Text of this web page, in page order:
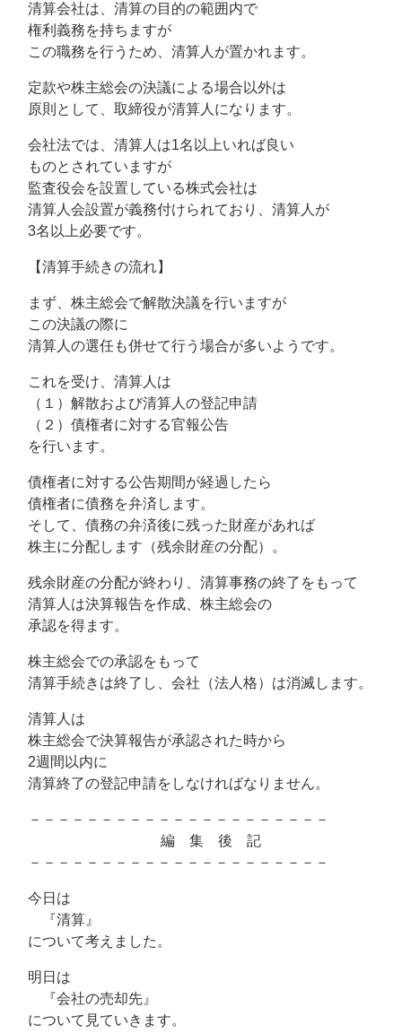
清算会社は、清算の目的の範囲内で
権利義務を持ちますが
この職務を行うため、清算人が置かれます。
定款や株主総会の決議による場合以外は
原則として、取締役が清算人になります。
会社法では、清算人は1名以上いれば良い
ものとされていますが
監査役会を設置している株式会社は
清算人会設置が義務付けられており、清算人が
3名以上必要です。
【清算手続きの流れ】
まず、株主総会で解散決議を行いますが
この決議の際に
清算人の選任も併せて行う場合が多いようです。
これを受け、清算人は
（１）解散および清算人の登記申請
（２）債権者に対する官報公告
を行います。
債権者に対する公告期間が経過したら
債権者に債務を弁済します。
そして、債務の弁済後に残った財産があれば
株主に分配します（残余財産の分配）。
残余財産の分配が終わり、清算事務の終了をもって
清算人は決算報告を作成、株主総会の
承認を得ます。
株主総会での承認をもって
清算手続きは終了し、会社（法人格）は消滅します。
清算人は
株主総会で決算報告が承認された時から
2週間以内に
清算終了の登記申請をしなければなりません。
－－－－－－－－－－－－－－－－－－－－－
編 集 後 記
－－－－－－－－－－－－－－－－－－－－－
今日は
『清算』
について考えました。
明日は
『会社の売却先』
について見ていきます。